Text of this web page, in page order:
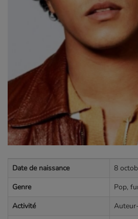
Date de naissance
8
Genre
Pop,
Activité